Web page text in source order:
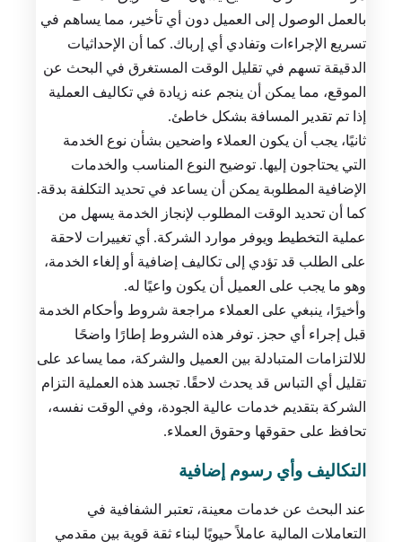
بالعمل الوصول إلى العميل دون أي تأخير، مما يساهم في
تسريع الإجراءات وتفادي أي إرباك. كما أن الإحداثيات
الدقيقة تسهم في تقليل الوقت المستغرق في البحث عن
الموقع، مما يمكن أن ينجم عنه زيادة في تكاليف العملية
إذا تم تقدير المسافة بشكل خاطئ.
ثانيًا، يجب أن يكون العملاء واضحين بشأن نوع الخدمة
التي يحتاجون إليها. توضيح النوع المناسب والخدمات
الإضافية المطلوبة يمكن أن يساعد في تحديد التكلفة بدقة.
كما أن تحديد الوقت المطلوب لإنجاز الخدمة يسهل من
عملية التخطيط ويوفر موارد الشركة. أي تغييرات لاحقة
على الطلب قد تؤدي إلى تكاليف إضافية أو إلغاء الخدمة،
وهو ما يجب على العميل أن يكون واعيًا له.
وأخيرًا، ينبغي على العملاء مراجعة شروط وأحكام الخدمة
قبل إجراء أي حجز. توفر هذه الشروط إطارًا واضحًا
للالتزامات المتبادلة بين العميل والشركة، مما يساعد على
تقليل أي التباس قد يحدث لاحقًا. تجسد هذه العملية التزام
الشركة بتقديم خدمات عالية الجودة، وفي الوقت نفسه،
تحافظ على حقوقها وحقوق العملاء.
التكاليف وأي رسوم إضافية
عند البحث عن خدمات معينة، تعتبر الشفافية في
التعاملات المالية عاملاً حيويًا لبناء ثقة قوية بين مقدمي